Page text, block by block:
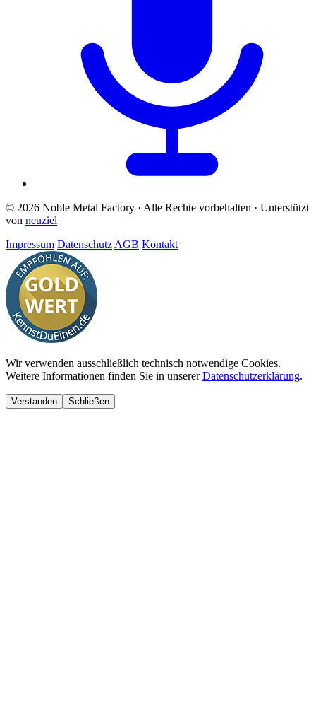
© 2026 Noble Metal Factory · Alle Rechte vorbehalten · Unterstützt
von neuziel
Impressum Datenschutz AGB Kontakt
Wir verwenden ausschließlich technisch notwendige Cookies.
Weitere Informationen finden Sie in unsererDatenschutzerklärung.
Verstanden Schließen